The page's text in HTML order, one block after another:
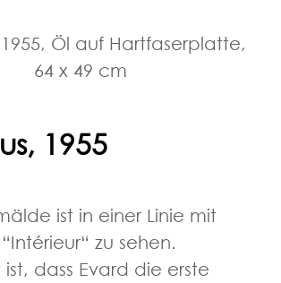
Öl auf Hartfaserplatte,
64 x 49 cm
1955
ist in einer Linie mit
zu sehen.
ist, dass Evard die erste